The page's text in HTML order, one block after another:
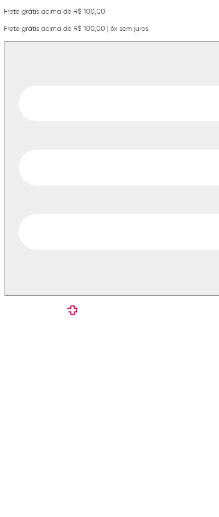
Frete grátis acima de R$ 100,00
Frete grátis acima de R$ 100,00 | 6x sem juros